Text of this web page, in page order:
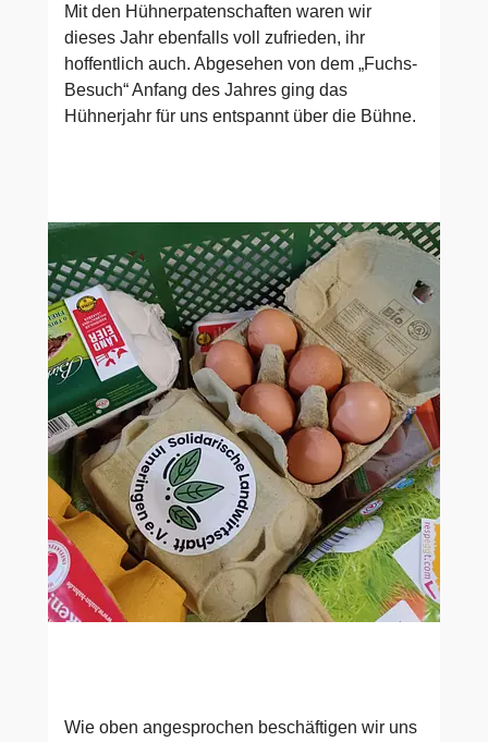
Mit den Hühnerpatenschaften waren wir
dieses Jahr ebenfalls voll zufrieden, ihr
hoffentlich auch. Abgesehen von dem „Fuchs-
Besuch“ Anfang des Jahres ging das
Hühnerjahr für uns entspannt über die Bühne.
Wie oben angesprochen beschäftigen wir uns